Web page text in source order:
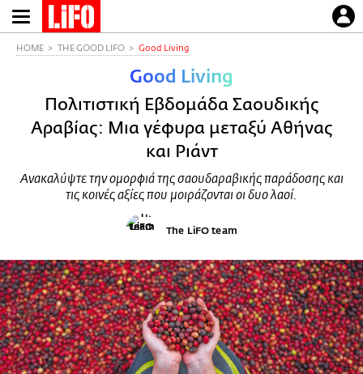
Παράκαμψη
προς
HOME THE GOOD LIFO Good Living
Good Living
Πολιτιστική Εβδομάδα Σαουδικής
Αραβίας: Μια γέφυρα μεταξύ Αθήνας
και Ριάντ
Ανακαλύψτε την ομορφιά της σαουδαραβικής παράδοσης και
τις κοινές αξίες που μοιράζονται οι δυο λαοί.
The LiFO team